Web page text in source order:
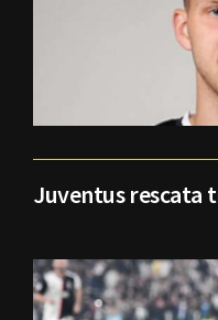
Juventus rescata